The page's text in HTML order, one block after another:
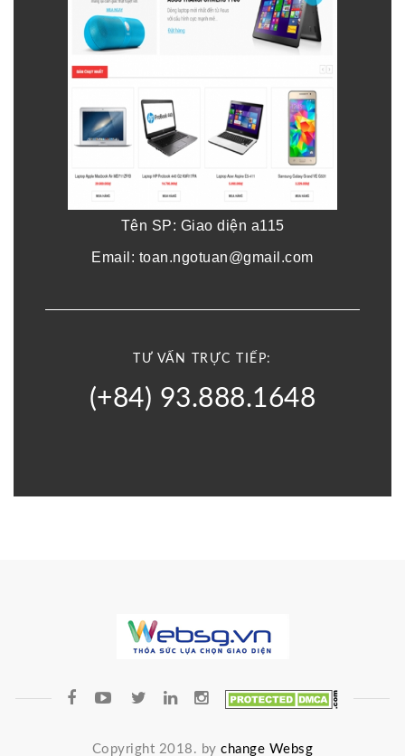
Tên SP: Giao diện a115
Email: toan.ngotuan@gmail.com
TƯ VẤN TRỰC TIẾP:
(+84) 93.888.1648
Copyright 2018. bychange Websg